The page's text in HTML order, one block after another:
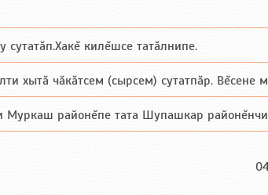
сутатăп.Хакĕ килĕшсе татăлнипе.
хытă чăкăтсем (сырсем) сутатпăр. Вĕсене
Муркаш районĕпе тата Шупашкар районĕнчи